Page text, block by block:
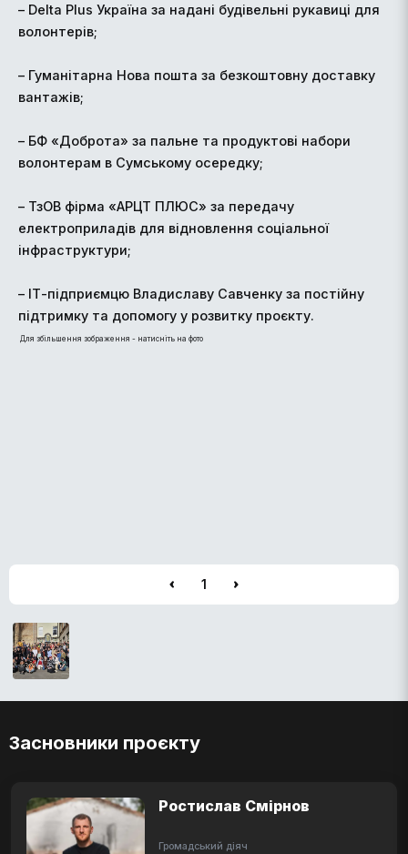
– Delta Plus Україна за надані будівельні рукавиці для
волонтерів;
– Гуманітарна Нова пошта за безкоштовну доставку
вантажів;
– БФ «Доброта» за пальне та продуктові набори
волонтерам в Сумському осередку;
– ТзОВ фірма «АРЦТ ПЛЮС» за передачу
електроприладів для відновлення соціальної
інфраструктури;
– ІТ-підприємцю Владиславу Савченку за постійну
підтримку та допомогу у розвитку проєкту.
Для збільшення зображення - натисніть на фото
1
Засновники проєкту
Ростислав Смірнов
Громадський діяч